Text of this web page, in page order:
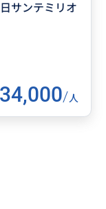
サンテミリオ
34,000/人